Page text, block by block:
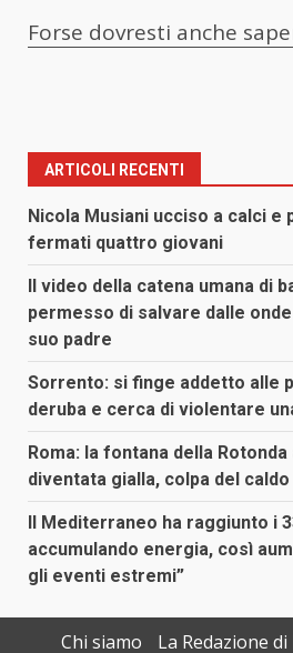
Forse dovresti anche
ARTICOLI RECENTI
Nicola Musiani ucciso a calci e
fermati quattro giovani
Il video della catena umana di
permesso di salvare dalle
suo padre
Sorrento: si finge addetto alle
deruba e cerca di violentare
Roma: la fontana della
diventata gialla, colpa del
Il Mediterraneo ha raggiunto i
accumulando energia, così
gli eventi estremi”
Chi siamo La Redazione